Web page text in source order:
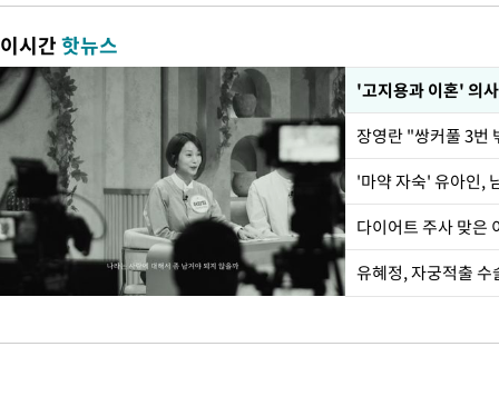
이시간핫뉴스
'고지용과 이혼' 의
'마약 자숙' 유아인,
유혜정, 자궁적출